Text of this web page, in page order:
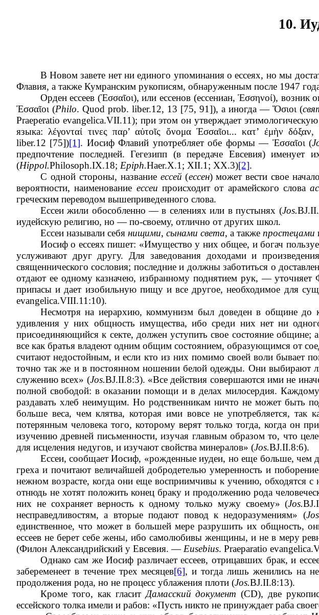
10.
В Новом завете нет ни единого упоминания о ессеях, но мы
Флавия, а также Кумранским рукописям, обнаруженным после 1947
Орден ессеев (Ἐσσαῖοι), или ессенов (ессениан,Ἐσσηνοί), возник
Ἐσσαῖοι (Philo. Quod prob. liber.12, 13 [75, 91]), а иногда — Ὅσιοι (
Praeperatio evangelica.VII.11); при этом он утверждает
языка: λέγονταί τινες παρ’ αὐτοῖς ὄνομα Ἐσσαῖοι... κατ’ ἐμὴν
liber.12 [75])[1]. Иосиф Флавий употребляет обе формы — Ἐσσαῖοι (
предпочтение последней. Гегезипп (в передаче Евсевия) именует
(Hippol.Philosoph.IX.18; Epiph.Haer.X.1; XII.1; XX.3)[2].
С одной стороны, название ессей(ессен) может вести свое
вероятности, наименование ессеи происходит от арамейского слова
греческим переводом вышеприведенного слова.
Ессеи жили обособленно — в селениях или в пустынях (Jos.
иудейскую религию, но — по-своему, отлично от других школ.
Ессеи называли себя нищими, сынами света, а также простецами
Иосиф о ессеях пишет: «Имущество у них общее, и богач
услуживают друг другу. Для заведования доходами и
священнического сословия; последние и должны заботиться о
отдают ее одному казначею, избранному поднятием рук, —
припасы и дает изобильную пищу и все другое, необходимое для
evangelica.VIII.11:10).
Несмотря на иерархию, коммунизм был доведен в общине до
удивления у них общность имущества, ибо среди них нет ни
присоединяющийся к секте, должен уступить свое состояние
все как братья владеют одним общим состоянием, образующимся от
считают недостойным, и если кто из них помимо своей воли бывает
точно так же и в постоянном ношении белой одежды. Они выбирают
служению всех» (Jos.BJ.II.8:3). «Все действия совершаются ими не
полной свободой: в оказании помощи и в делах милосердия.
раздавать хлеб неимущим. Но родственникам ничто не может быть
больше веса, чем клятва, которая ими вовсе не употребляется,
потерянным человека того, которому верят только тогда, когда он
изучению древней письменности, изучая главным образом то, что
для исцеления недугов, и изучают свойства минералов» (Jos.BJ.II.8:6).
Ессеи, сообщает Иосиф, «рожденные иудеи, но еще больше, чем
греха и почитают величайшей добродетелью умеренность и
нежном возрасте, когда они еще восприимчивы к учению,
отнюдь не хотят положить конец браку и продолжению рода
них не сохраняет верность к одному только мужу своему» (Jos.
несправедливостям, а вторые подают повод к недоразумениям» (
единственное, что может в большей мере разрушить их общность,
ессеев не берет себе жены, ибо самолюбивы женщины, и не в меру
(Филон Александрийский у Евсевия. — Eusebius. Praeparatio
Однако сам же Иосиф различает ессеев, отрицавших брак, и
забеременеет в течение трех месяцев[6], и тогда лишь женились на
продолжения рода, но не процесс ублажения плоти (Jos.BJ.II.8:13).
Кроме того, как гласит Дамасский документ (CD), две
ессейского толка имели и рабов: «Пусть никто не принуждает раба